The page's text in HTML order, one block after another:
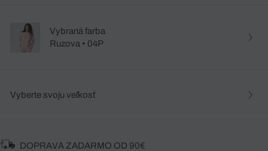
Vybraná farba
Ruzova • 04P
Vyberte svoju veľkosť
DOPRAVA ZADARMO OD 90€